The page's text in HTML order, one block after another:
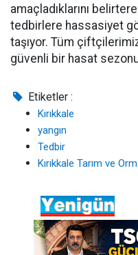
amaçladıklarını
tedbirlere hassasiyet
taşıyor. Tüm
güvenli bir hasat
Etiketler :
Kırıkkale
yangın
Tedbir
Kırıkkale Tarım ve